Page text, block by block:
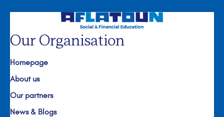
Our Organisation
Homepage
About us
Our partners
News & Blogs